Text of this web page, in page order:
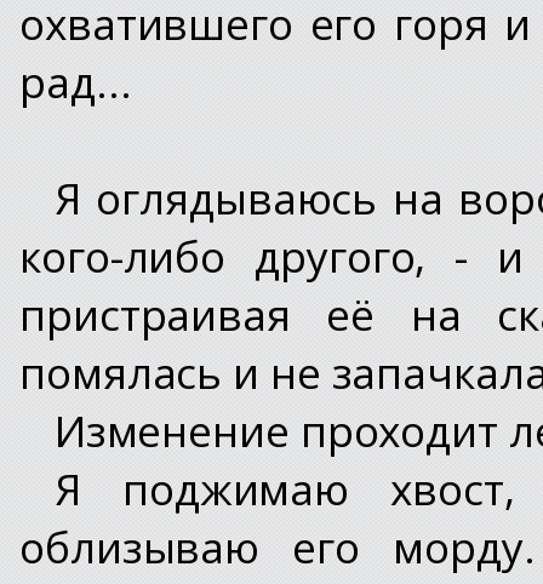
охватившего его горя
рад...
Я оглядываюсь на
кого-либо другого, -
пристраивая её на
помялась и не
Изменение проходит
Я поджимаю
облизываю его